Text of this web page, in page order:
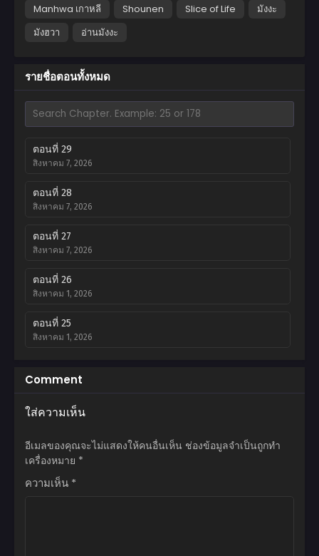
Manhwa เกาหลี
Shounen Slice of Life
มังงะ
มังฮวา
อ่านมังงะ
รายชื่อตอนทั้งหมด
ตอนที่ 29
สิงหาคม 7, 2026
ตอนที่ 28
สิงหาคม 7, 2026
ตอนที่ 27
สิงหาคม 7, 2026
ตอนที่ 26
สิงหาคม 1, 2026
ตอนที่ 25
สิงหาคม 1, 2026
สิงหาคม 1, 2026
ตอนที่ 23
ตอนที่ 22
สิงหาคม 1, 2026
Comment
ใส่ความเห็น
อีเมลของคุณจะไม่แสดงให้คนอื่นเห็น ช่องข้อมูลจำเป็นถูกทำ
เครื่องหมาย *
ความเห็น *